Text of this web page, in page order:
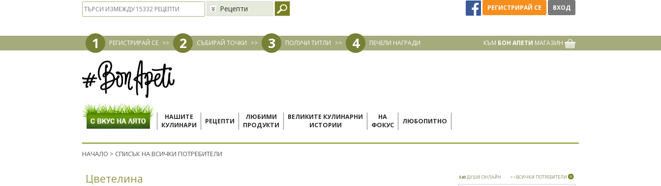
Рецепти РЕГИСТРИРАЙ СЕ ВХОД
1 РЕГИСТРИРАЙ СЕ >> 2 СЪБИРАЙ ТОЧКИ >> 3 ПОЛУЧИ ТИТЛИ >> 4 ПЕЧЕЛИ НАГРАДИ КЪМ БОН АПЕТИ МАГАЗИН
НАШИТЕ
КУЛИНАРИ
РЕЦЕПТИ
ЛЮБИМИ
ПРОДУКТИ
ВЕЛИКИТЕ КУЛИНАРНИ
ИСТОРИИ
НА
ФОКУС
ЛЮБОПИТНО
НАЧАЛО > СПИСЪК НА ВСИЧКИ ПОТРЕБИТЕЛИ
Цветелина 340ДУШИ ОНЛАЙН >>ВСИЧКИ ПОТРЕБИТЕЛИ